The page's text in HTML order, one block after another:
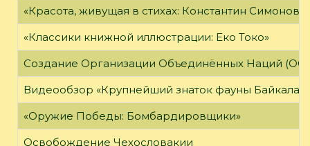
«Красота, живущая в стихах: Константин Симонов»
«Классики книжной иллюстрации: Еко Токо»
Создание Организации Объединённых Наций
Видеообзор «Крупнейший знаток фауны Байкала»
«Оружие Победы: Бомбардировщики»
Освобождение Чехословакии